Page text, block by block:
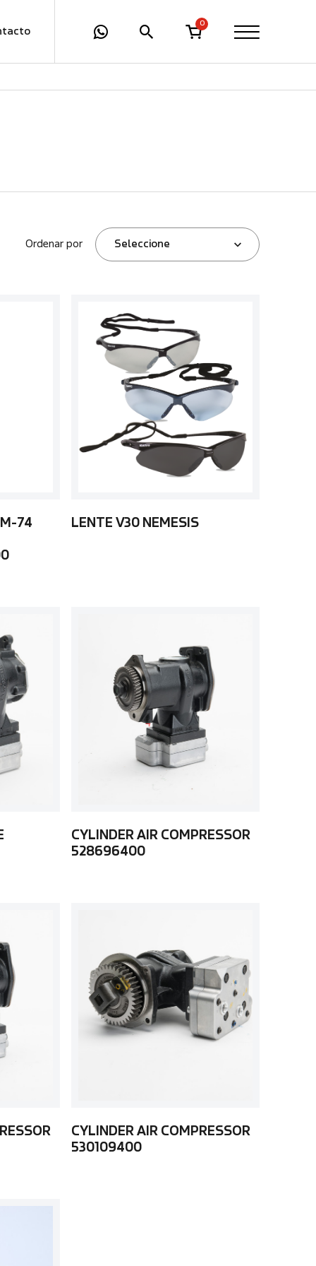
0
Ordenar por Seleccione
M-74 LENTE V30 NEMESIS
CYLINDER AIR COMPRESSOR
528696400
CYLINDER AIR COMPRESSOR
530109400